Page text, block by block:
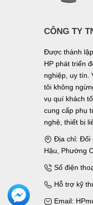
CÔNG TY
Được thành
HP phát triển
nghiệp, uy tín.
tôi không
vụ quí khách
cung cấp phụ
nghệ, thiết bị
Địa chỉ: Đối
Hậu, Phường
Số điện
Hỗ trợ kỹ
Email: